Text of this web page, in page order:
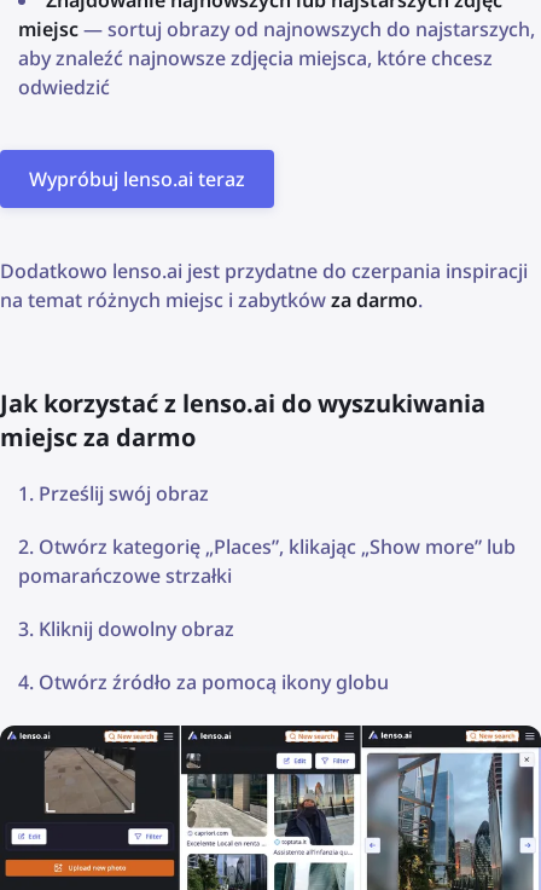
miejsc— sortuj obrazy od najnowszych do najstarszych,
aby znaleźć najnowsze zdjęcia miejsca, które chcesz
odwiedzić
Wypróbuj lenso.ai teraz
Dodatkowo lenso.ai jest przydatne do czerpania inspiracji
na temat różnych miejsc i zabytkówza darmo.
Jak korzystać z lenso.ai do wyszukiwania
miejsc za darmo
Prześlij swój obraz
Otwórz kategorię „Places”, klikając „Show more” lub
pomarańczowe strzałki
Kliknij dowolny obraz
Otwórz źródło za pomocą ikony globu